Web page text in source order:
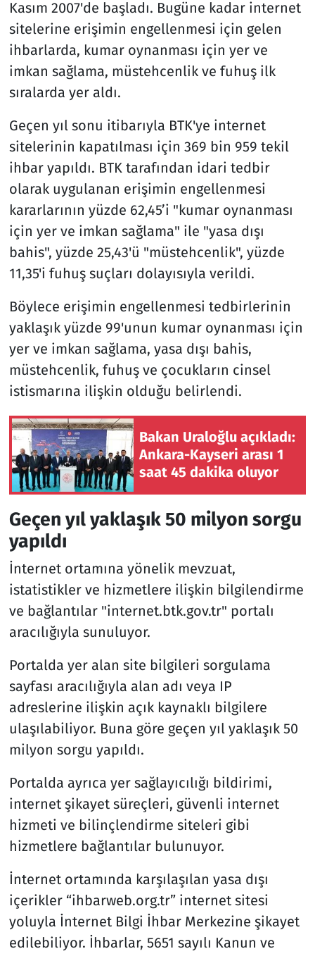
Kasım 2007'de başladı. Bugüne kadar internet
sitelerine erişimin engellenmesi için gelen
ihbarlarda, kumar oynanması için yer ve
imkan sağlama, müstehcenlik ve fuhuş ilk
sıralarda yer aldı.
Geçen yıl sonu itibarıyla BTK'ye internet
sitelerinin kapatılması için 369 bin 959 tekil
ihbar yapıldı. BTK tarafından idari tedbir
olarak uygulanan erişimin engellenmesi
kararlarının yüzde 62,45’i "kumar oynanması
için yer ve imkan sağlama" ile "yasa dışı
bahis", yüzde 25,43'ü "müstehcenlik", yüzde
11,35'i fuhuş suçları dolayısıyla verildi.
Böylece erişimin engellenmesi tedbirlerinin
yaklaşık yüzde 99'unun kumar oynanması için
yer ve imkan sağlama, yasa dışı bahis,
müstehcenlik, fuhuş ve çocukların cinsel
istismarına ilişkin olduğu belirlendi.
Bakan Uraloğlu açıkladı:
Ankara-Kayseri arası 1
saat 45 dakika oluyor
Geçen yıl yaklaşık 50 milyon sorgu
yapıldı
İnternet ortamına yönelik mevzuat,
istatistikler ve hizmetlere ilişkin bilgilendirme
ve bağlantılar "internet.btk.gov.tr" portalı
aracılığıyla sunuluyor.
Portalda yer alan site bilgileri sorgulama
sayfası aracılığıyla alan adı veya IP
adreslerine ilişkin açık kaynaklı bilgilere
ulaşılabiliyor. Buna göre geçen yıl yaklaşık 50
milyon sorgu yapıldı.
Portalda ayrıca yer sağlayıcılığı bildirimi,
internet şikayet süreçleri, güvenli internet
hizmeti ve bilinçlendirme siteleri gibi
hizmetlere bağlantılar bulunuyor.
İnternet ortamında karşılaşılan yasa dışı
içerikler “ihbarweb.org.tr” internet sitesi
yoluyla İnternet Bilgi İhbar Merkezine şikayet
edilebiliyor. İhbarlar, 5651 sayılı Kanun ve